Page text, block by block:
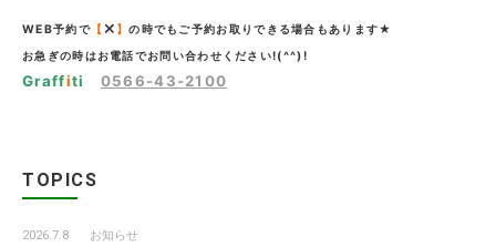
WEB予約で【 】の時でもご予約お取りできる場合もあります★
お急ぎの時はお電話でお問い合わせください!(^^)!
Graffiti 0566-43-2100
TOPICS
2026.7.8 お知らせ